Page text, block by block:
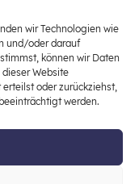
wir Technologien wie
und/oder darauf
können wir Daten
Website
oder zurückziehst,
werden.
zentraler
einer
Allgemeinbildung